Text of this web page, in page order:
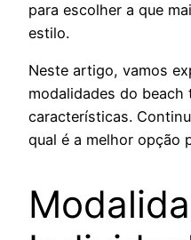
para escolher a que
estilo.
Neste artigo, vamos
modalidades do beach
características.
qual é a melhor opção